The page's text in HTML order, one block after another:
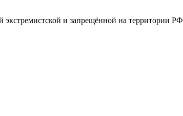
и запрещённой на территории РФ